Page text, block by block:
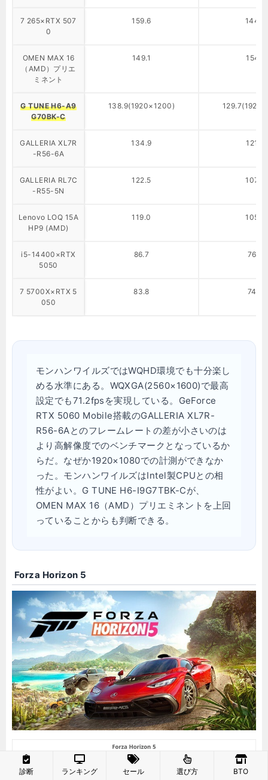
7 265×RTX 507
0
159.6 144.6
OMEN MAX 16
（AMD）プリエ
ミネント
149.1 154.1
G TUNE H6-A9
G70BK-C
138.9(1920×1200)
GALLERIA XL7R
-R56-6A
134.9 121.0
GALLERIA RL7C
-R55-5N
122.5 107.0
Lenovo LOQ 15A
HP9 (AMD)
119.0 105.5
i5-14400×RTX
5050
86.7 76.4
7 5700X×RTX 5
050
83.8 74.3
モンハンワイルズではWQHD環境でも十分楽し
める水準にある。WQXGA(2560×1600)で最高
設定でも71.2fpsを実現している。GeForce
RTX 5060 Mobile搭載のGALLERIA XL7R-
R56-6Aとのフレームレートの差が小さいのは
より高解像度でのベンチマークとなっているか
らだ。なぜか1920×1080での計測ができなか
った。モンハンワイルズはIntel製CPUとの相
性がよい。G TUNE H6-I9G7TBK-Cが、
OMEN MAX 16（AMD）プリエミネントを上回
っていることからも判断できる。
Forza Horizon 5
診断 ランキング セール 選び方 BTO